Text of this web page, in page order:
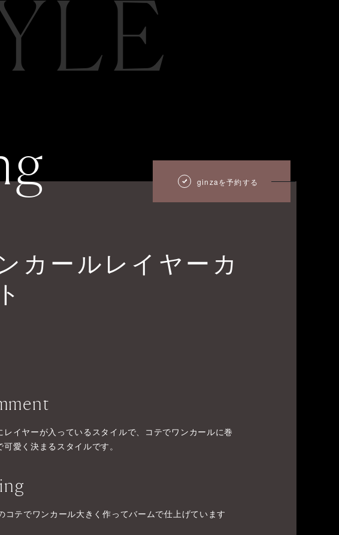
ginzaを予約する
カールレイヤーカ
レイヤーが入っているスタイルで、コテでワンカールに巻
可愛く決まるスタイルです。
コテでワンカール大きく作ってバームで仕上げています